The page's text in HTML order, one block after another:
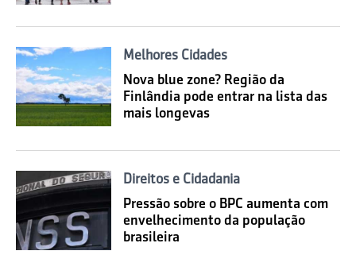
Melhores Cidades
Nova blue zone? Região da
Finlândia pode entrar na lista das
mais longevas
Direitos e Cidadania
Pressão sobre o BPC aumenta com
envelhecimento da população
brasileira